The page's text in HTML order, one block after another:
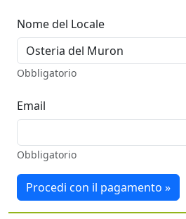
Nome del Locale
Obbligatorio
Email
Obbligatorio
Procedi con il pagamento »